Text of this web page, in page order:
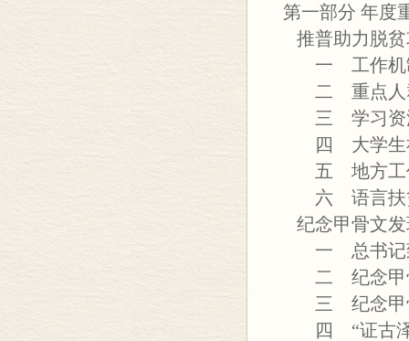
第一部分 年度
推普助力脱
一 工作机
二 重点人
三 学习资
四 大学生
五 地方工
六 语言扶
纪念甲骨文发
一 总书记致
二 纪念甲骨
三 纪念甲骨
四 “证古泽